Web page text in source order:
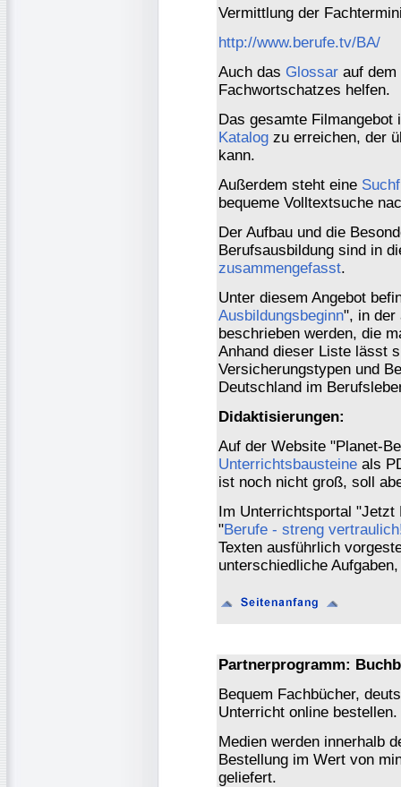
Vermittlung der
http://www.berufe.tv/BA/
Auch das Glossar auf dem
Fachwortschatzes helfen.
Das gesamte
Katalog zu erreichen, der
kann.
Außerdem steht eine
bequeme Volltextsuche
Der Aufbau und die
Berufsausbildung sind in
zusammengefasst.
Unter diesem Angebot
Ausbildungsbeginn", in der
beschrieben werden, die
Anhand dieser Liste lässt
Versicherungstypen und
Deutschland im
Didaktisierungen:
Auf der Website "Planet-
Unterrichtsbausteine als
ist noch nicht groß, soll
Im Unterrichtsportal "Jetzt
"Berufe - streng
Texten ausführlich
unterschiedliche
Partnerprogramm:
Bequem Fachbücher,
Unterricht online bestellen.
Medien werden innerhalb
Bestellung im Wert von
geliefert.